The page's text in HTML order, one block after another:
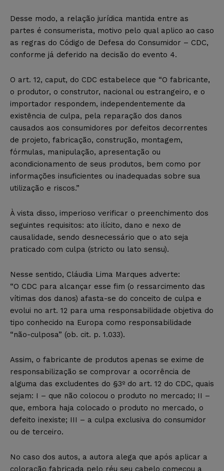
Desse modo, a relação jurídica mantida entre as
partes é consumerista, motivo pelo qual aplico ao caso
as regras do Código de Defesa do Consumidor – CDC,
conforme já deferido na decisão do evento 4.
O art. 12, caput, do CDC estabelece que “O fabricante,
o produtor, o construtor, nacional ou estrangeiro, e o
importador respondem, independentemente da
existência de culpa, pela reparação dos danos
causados aos consumidores por defeitos decorrentes
de projeto, fabricação, construção, montagem,
fórmulas, manipulação, apresentação ou
acondicionamento de seus produtos, bem como por
informações insuficientes ou inadequadas sobre sua
utilização e riscos.”
À vista disso, imperioso verificar o preenchimento dos
seguintes requisitos: ato ilícito, dano e nexo de
causalidade, sendo desnecessário que o ato seja
praticado com culpa (stricto ou lato sensu).
Nesse sentido, Cláudia Lima Marques adverte:
“O CDC para alcançar esse fim (o ressarcimento das
vítimas dos danos) afasta-se do conceito de culpa e
evolui no art. 12 para uma responsabilidade objetiva do
tipo conhecido na Europa como responsabilidade
“não-culposa” (ob. cit. p. 1.033).
Assim, o fabricante de produtos apenas se exime de
responsabilização se comprovar a ocorrência de
alguma das excludentes do §3º do art. 12 do CDC, quais
sejam: I – que não colocou o produto no mercado; II –
que, embora haja colocado o produto no mercado, o
defeito inexiste; III – a culpa exclusiva do consumidor
ou de terceiro.
No caso dos autos, a autora alega que após aplicar a
coloração fabricada pelo réu seu cabelo começou a